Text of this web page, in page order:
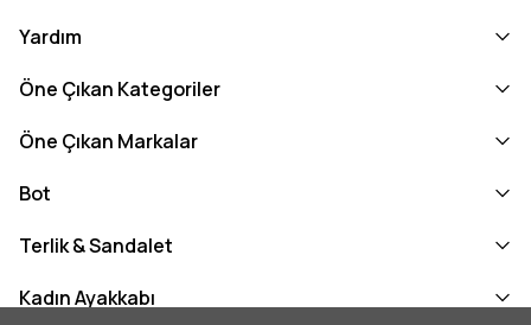
Yardım
Öne Çıkan Kategoriler
Öne Çıkan Markalar
Bot
Terlik & Sandalet
Kadın Ayakkabı